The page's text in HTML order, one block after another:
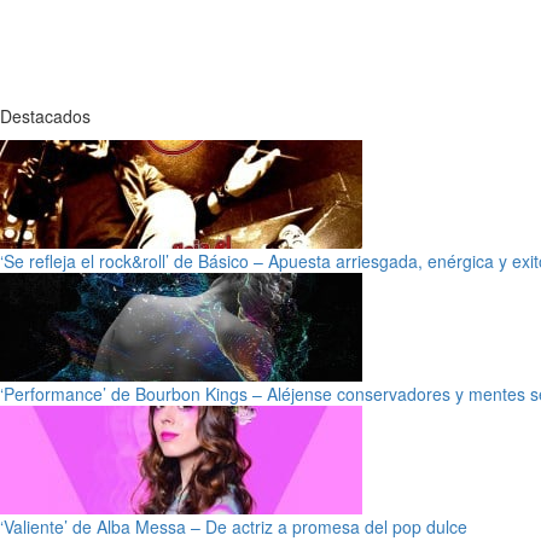
Destacados
‘Se refleja el rock&roll’ de Básico – Apuesta arriesgada, enérgica y
‘Performance’ de Bourbon Kings – Aléjense conservadores y mentes
‘Valiente’ de Alba Messa – De actriz a promesa del pop dulce